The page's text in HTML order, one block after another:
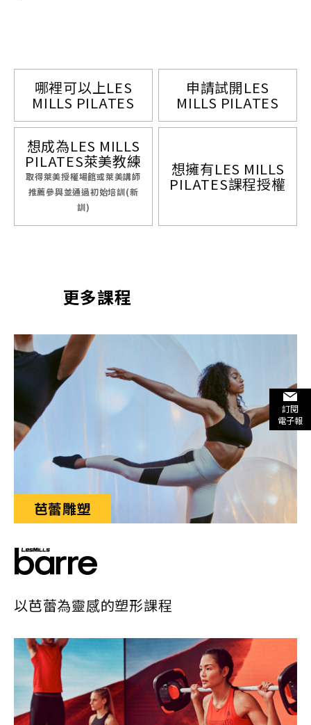
訂閱
電子報
哪裡可以上LES
MILLS PILATES
申請試開LES
MILLS PILATES
想成為LES MILLS
PILATES萊美教練
取得萊美授權場館或萊美講師
推薦參與並通過初始培訓(新
訓)
想擁有LES MILLS
PILATES課程授權
更多課程
芭蕾雕塑
以芭蕾為靈感的塑形課程